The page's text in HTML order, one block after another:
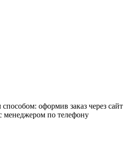
оформив заказ через сайт
менеджером по телефону